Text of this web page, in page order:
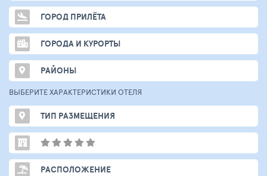
ГОРОД ПРИЛЁТА
ГОРОДА И КУРОРТЫ
РАЙОНЫ
ВЫБЕРИТЕ ХАРАКТЕРИСТИКИ ОТЕЛЯ
ТИП РАЗМЕЩЕНИЯ
РАСПОЛОЖЕНИЕ